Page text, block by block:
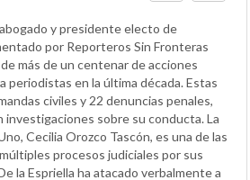
y presidente electo de
por Reporteros Sin Fronteras
más de un centenar de acciones
periodistas en la última década. Estas
civiles y 22 denuncias penales,
investigaciones sobre su conducta. La
Cecilia Orozco Tascón, es una de las
procesos judiciales por sus
la Espriella ha atacado verbalmente a